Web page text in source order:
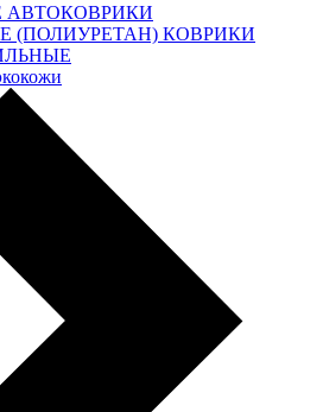
АВТОКОВРИКИ
(ПОЛИУРЕТАН) КОВРИКИ